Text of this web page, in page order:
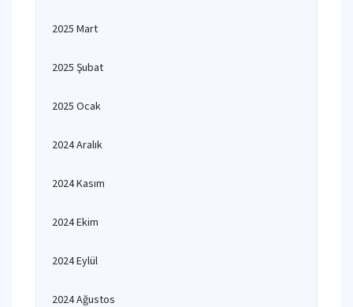
2025 Mart
2025 Şubat
2025 Ocak
2024 Aralık
2024 Kasım
2024 Ekim
2024 Eylül
2024 Ağustos